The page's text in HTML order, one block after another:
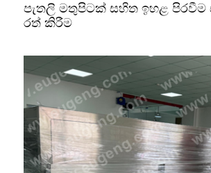
පැතලි මතුපිටක් සහිත ඉහළ පිරවීම
රත් කිරීම